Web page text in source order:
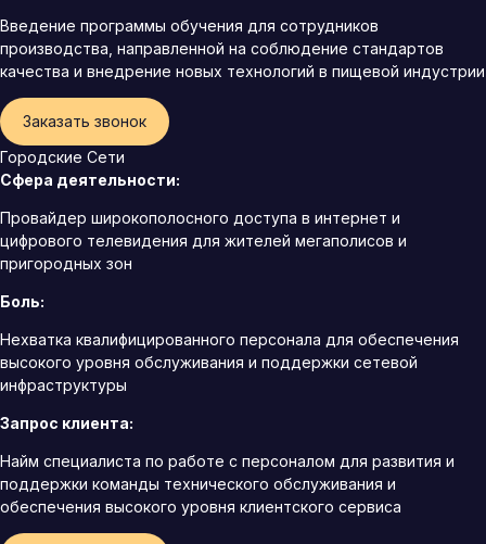
Введение программы обучения для сотрудников
производства, направленной на соблюдение стандартов
качества и внедрение новых технологий в пищевой индустрии
Заказать звонок
Городские Сети
Сфера деятельности:
Провайдер широкополосного доступа в интернет и
цифрового телевидения для жителей мегаполисов и
пригородных зон
Боль:
Нехватка квалифицированного персонала для обеспечения
высокого уровня обслуживания и поддержки сетевой
инфраструктуры
Запрос клиента:
Найм специалиста по работе с персоналом для развития и
поддержки команды технического обслуживания и
обеспечения высокого уровня клиентского сервиса